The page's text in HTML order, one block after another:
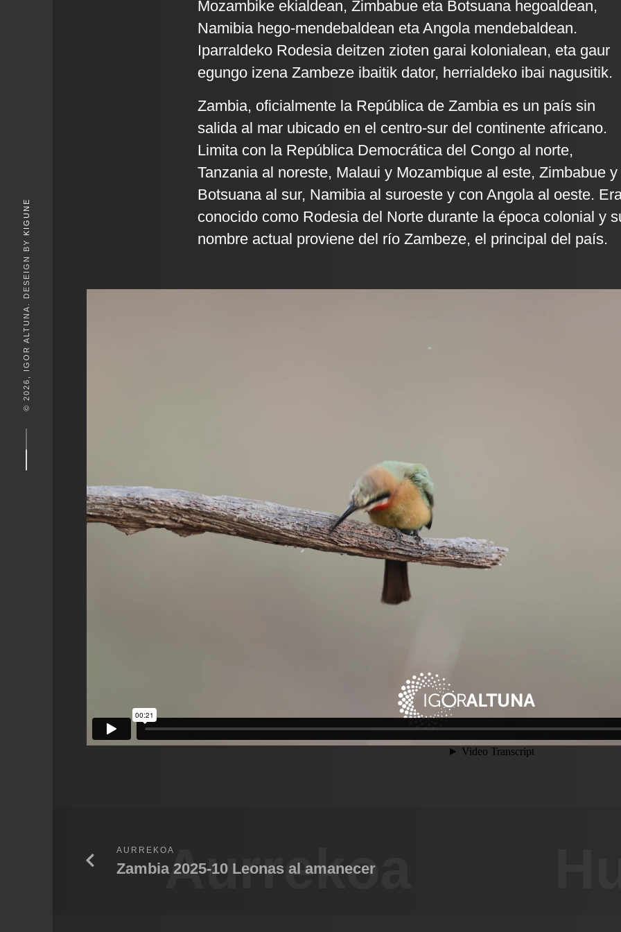
© 2026, IGOR ALTUNA. DESEIGN BY
KIGUNE
Mozambike ekialdean, Zimbabue eta Botsuana hegoaldean,
Namibia hego-mendebaldean eta Angola mendebaldean.
Iparraldeko Rodesia deitzen zioten garai kolonialean, eta gaur
egungo izena Zambeze ibaitik dator, herrialdeko ibai nagusitik.
Zambia, oficialmente la República de Zambia es un país sin
salida al mar ubicado en el centro-sur del continente africano.
Limita con la República Democrática del Congo al norte,
Tanzania al noreste, Malaui y Mozambique al este, Zimbabue y
Botsuana al sur, Namibia al suroeste y con Angola al oeste.
conocido como Rodesia del Norte durante la época colonial y
nombre actual proviene del río Zambeze, el principal del país.
Aurrekoa
AURREKOA
Zambia 2025-10 Leonas al amanecer